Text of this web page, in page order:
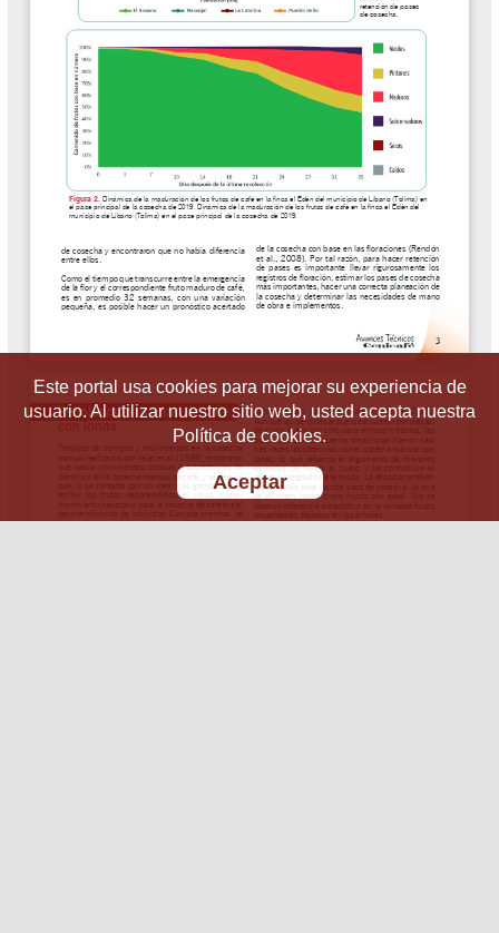
Este portal usa cookies para mejorar su experiencia de
usuario. Al utilizar nuestro sitio web, usted acepta nuestra
Política de cookies.
Aceptar